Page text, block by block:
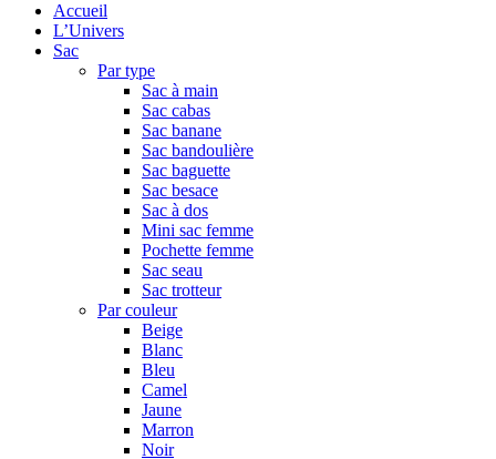
Accueil
L’Univers
Sac
Par type
Sac à main
Sac cabas
Sac banane
Sac bandoulière
Sac baguette
Sac besace
Sac à dos
Mini sac femme
Pochette femme
Sac seau
Sac trotteur
Par couleur
Beige
Blanc
Bleu
Camel
Jaune
Marron
Noir